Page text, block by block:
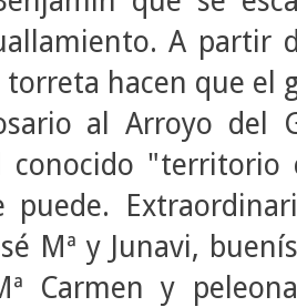
A partir
torreta hacen que el
al Arroyo del
conocido
puede.
Mª y Junavi,
Carmen y